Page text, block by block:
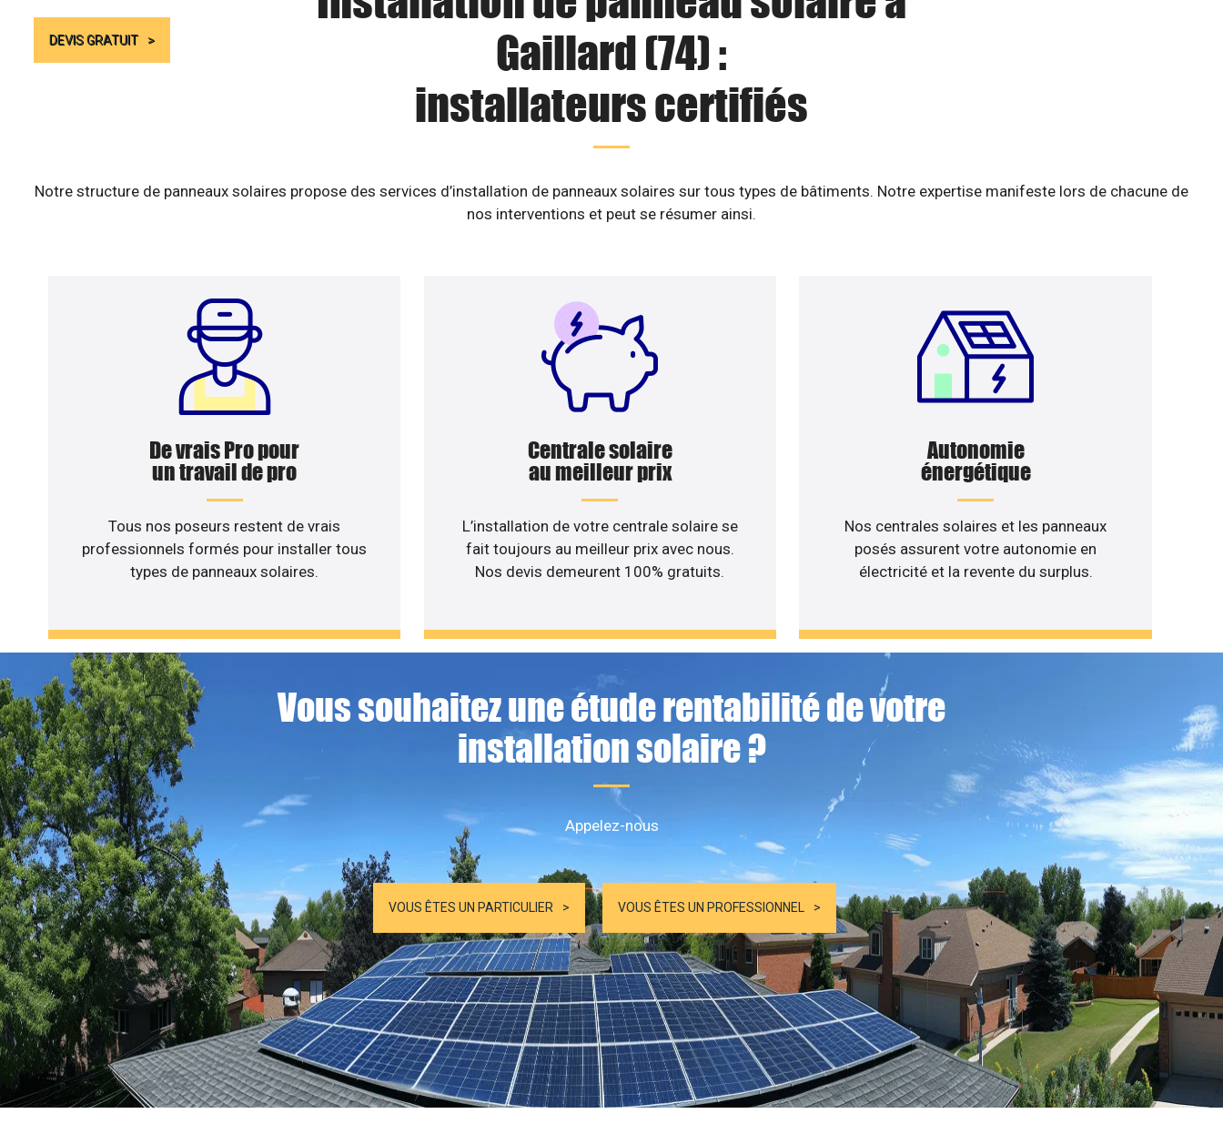
DEVIS GRATUIT
Gaillard (74) :
installateurs certifiés
Notre structure de panneaux solaires propose des services d’installation de panneaux solaires sur tous types de bâtiments. Notre expertise manifeste lors de chacune de
nos interventions et peut se résumer ainsi.
De vrais Pro pour
un travail de pro
Tous nos poseurs restent de vrais
professionnels formés pour installer tous
types de panneaux solaires.
Centrale solaire
au meilleur prix
L’installation de votre centrale solaire se
fait toujours au meilleur prix avec nous.
Nos devis demeurent 100% gratuits.
Autonomie
énergétique
Nos centrales solaires et les panneaux
posés assurent votre autonomie en
électricité et la revente du surplus.
Vous souhaitez une étude rentabilité de votre
installation solaire ?
Appelez-nous
VOUS ÊTES UN PARTICULIER VOUS ÊTES UN PROFESSIONNEL